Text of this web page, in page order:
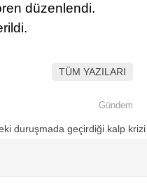
düzenlendi.
TÜM YAZILARI
Gündem